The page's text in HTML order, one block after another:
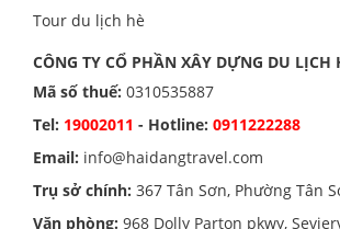
Tour du lịch hè
CÔNG TY CỔ PHẦN XÂY DỰNG DU LỊCH
Mã số thuế: 0310535887
Tel: 19002011 - Hotline: 0911222288
Email: info@haidangtravel.com
Trụ sở chính: 367 Tân Sơn, Phường Tân
Văn phòng: 968 Dolly Parton pkwy,